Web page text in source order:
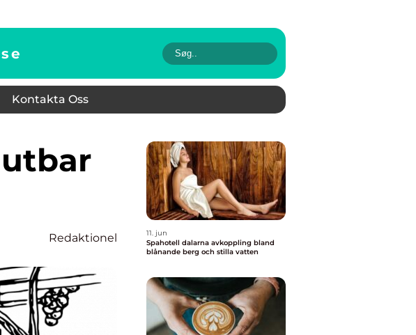
se
Kontakta Oss
Redaktionel
11. jun
Spahotell dalarna avkoppling bland
blånande berg och stilla vatten